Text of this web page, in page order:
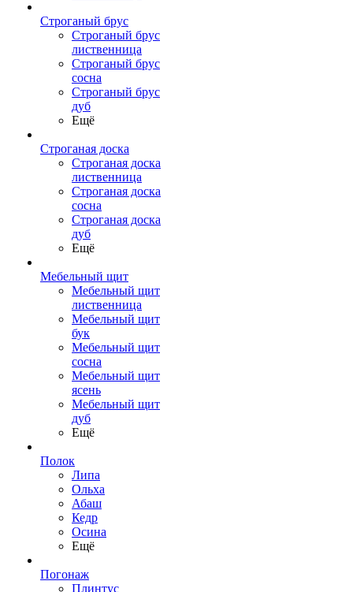
Строганый брус
Строганый брус
лиственница
Строганый брус
сосна
Строганый брус
дуб
Ещё
Строганая доска
Строганая доска
лиственница
Строганая доска
сосна
Строганая доска
дуб
Ещё
Мебельный щит
Мебельный щит
лиственница
Мебельный щит
бук
Мебельный щит
сосна
Мебельный щит
ясень
Мебельный щит
дуб
Ещё
Полок
Липа
Ольха
Абаш
Кедр
Осина
Ещё
Погонаж
Плинтус